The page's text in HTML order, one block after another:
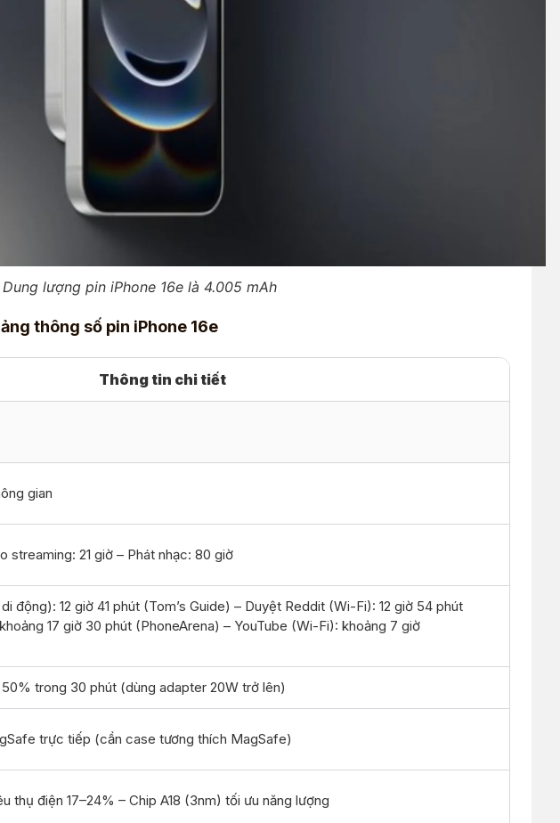
Dung lượng pin iPhone 16e là 4.005 mAh
thông số pin iPhone 16e
Thông tin chi tiết
gian
streaming: 21 giờ – Phát nhạc: 80 giờ
động): 12 giờ 41 phút (Tom’s Guide) – Duyệt Reddit (Wi-Fi): 12 giờ 54 phút
17 giờ 30 phút (PhoneArena) – YouTube (Wi-Fi): khoảng 7 giờ
trong 30 phút (dùng adapter 20W trở lên)
trực tiếp (cần case tương thích MagSafe)
thụ điện 17–24% – Chip A18 (3nm) tối ưu năng lượng